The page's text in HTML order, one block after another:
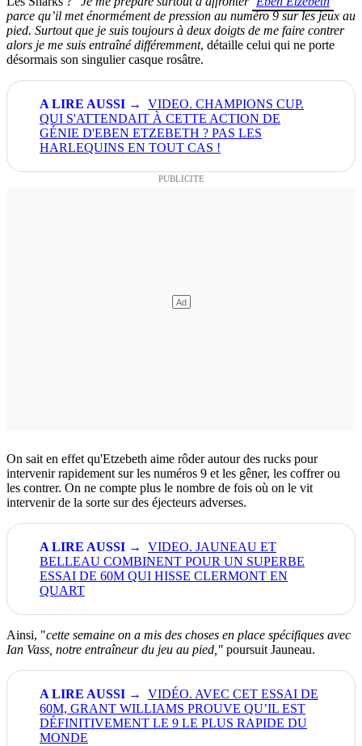
parce qu’il met énormément de pression au numéro 9 sur les jeux au
pied. Surtout que je suis toujours à deux doigts de me faire contrer
alors je me suis entraîné différemment, détaille celui qui ne porte
désormais son singulier casque rosâtre.
VIDEO. CHAMPIONS CUP.
QUI S'ATTENDAIT À CETTE ACTION DE
GÉNIE D'EBEN ETZEBETH ? PAS LES
HARLEQUINS EN TOUT CAS !
On sait en effet qu'Etzebeth aime rôder autour des rucks pour
intervenir rapidement sur les numéros 9 et les gêner, les coffrer ou
les contrer. On ne compte plus le nombre de fois où on le vit
intervenir de la sorte sur des éjecteurs adverses.
VIDEO. JAUNEAU ET
BELLEAU COMBINENT POUR UN SUPERBE
ESSAI DE 60M QUI HISSE CLERMONT EN
QUART
Ainsi, "cette semaine on a mis des choses en place spécifiques avec
Ian Vass, notre entraîneur du jeu au pied," poursuit Jauneau.
VIDÉO. AVEC CET ESSAI DE
60M, GRANT WILLIAMS PROUVE QU’IL EST
DÉFINITIVEMENT LE 9 LE PLUS RAPIDE DU
MONDE